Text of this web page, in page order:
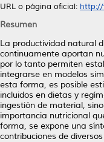
URL o página oficial: http://
Resumen
La productividad natural
continuamente aportan
por lo tanto permiten
integrarse en modelos
esta forma, es posible
incluidos en dietas y
ingestión de material,
importancia nutricional
forma, se expone una
contribuciones de